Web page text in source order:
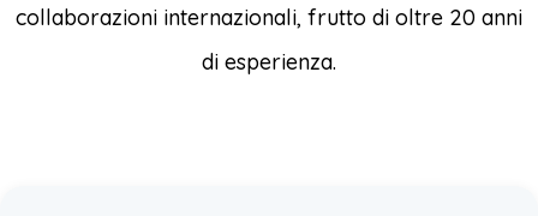
collaborazioni internazionali, frutto di oltre 20 anni
di esperienza.